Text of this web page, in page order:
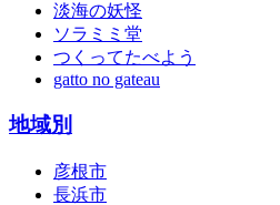
淡海の妖怪
ソラミミ堂
つくってたべよう
gatto no gateau
地域別
彦根市
長浜市